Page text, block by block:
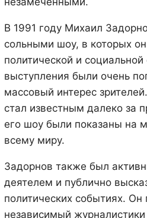
В 1991 году Михаил
сольными шоу, в которых
политической и
выступления были очень
массовый интерес
стал известным далеко за
его шоу были показаны на
всему миру.
Задорнов также был
деятелем и публично
политических событиях.
независимый